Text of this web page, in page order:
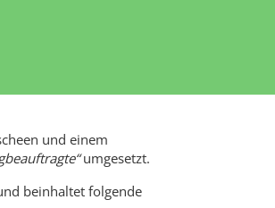
und einem
umgesetzt.
beinhaltet folgende